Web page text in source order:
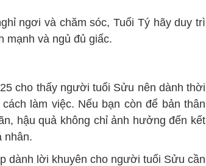
ngơi và chăm sóc, Tuổi Tý hãy duy trì
mạnh và ngủ đủ giấc.
cho thấy người tuổi Sửu nên dành thời
làm việc. Nếu bạn còn để bản thân
hậu quả không chỉ ảnh hưởng đến kết
nhân.
dành lời khuyên cho người tuổi Sửu cần